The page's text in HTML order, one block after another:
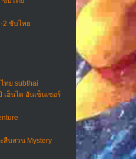
2 ซับไทย
ทย subthai
เฮ็นไต อันเซ็นเซอร์
สืบสวน Mystery